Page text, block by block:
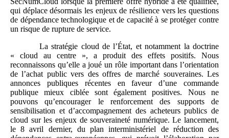
qui déplace désormais les enjeux de résilience vers les questions
de dépendance technologique et de capacité à se protéger contre
un risque de rupture de service.
La stratégie cloud de l’État, et notamment la doctrine
« cloud au centre », a produit des effets positifs. Nous
reconnaissons qu’elle a joué un rôle important dans l’orientation
de l’achat public vers des offres de marché souveraines. Les
annonces publiques récentes en faveur d’une commande
publique mieux ciblée sont également positives. Nous ne
pouvons qu’encourager le renforcement des supports de
sensibilisation et d’accompagnement des acheteurs publics de
cloud sur les enjeux de souveraineté numérique. Le lancement,
le 8 avril dernier, du plan interministériel de réduction des